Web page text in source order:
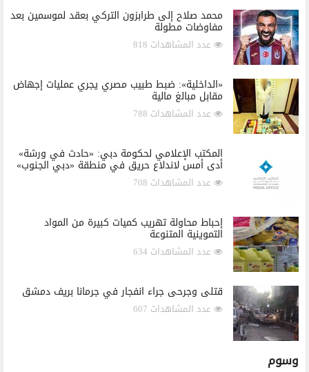
محمد صلاح إلى طرابزون التركي بعقد لموسمين بعد
مفاوضات مطولة
عدد المشاهدات 818
«الداخلية»: ضبط طبيب مصري يجري عمليات إجهاض
مقابل مبالغ مالية
عدد المشاهدات 788
المكتب الإعلامي لحكومة دبي: «حادث في ورشة»
أدى أمس لاندلاع حريق في منطقة «دبي الجنوب»
عدد المشاهدات 708
إحباط محاولة تهريب كميات كبيرة من المواد
التموينية المتنوعة
عدد المشاهدات 634
قتلى وجرحى جراء انفجار في جرمانا بريف دمشق
عدد المشاهدات 607
وسوم